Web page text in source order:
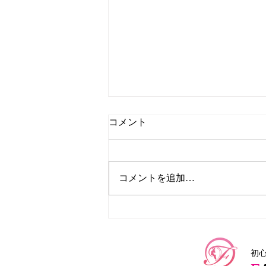
コメント
コメントを追加…
初